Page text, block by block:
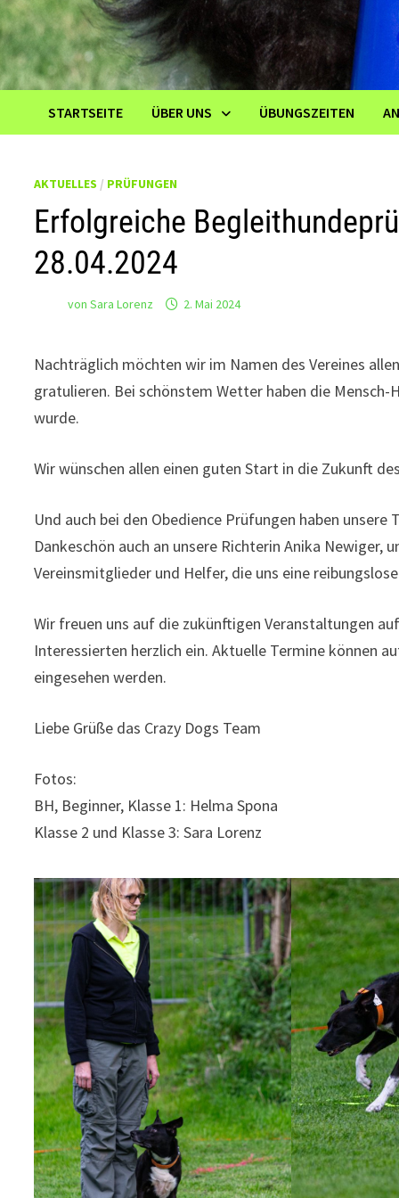
STARTSEITE ÜBER UNS ÜBUNGSZEITEN
AKTUELLES / PRÜFUNGEN
Erfolgreiche
28.04.2024
vonSara Lorenz 2. Mai 2024
Nachträglich möchten wir im Namen des Vereines
gratulieren. Bei schönstem Wetter haben die
wurde.
Wir wünschen allen einen guten Start in die Zukunft
Und auch bei den Obedience Prüfungen haben
Dankeschön auch an unsere Richterin Anika
Vereinsmitglieder und Helfer, die uns eine
Wir freuen uns auf die zukünftigen Veranstaltungen
Interessierten herzlich ein. Aktuelle Termine können
eingesehen werden.
Liebe Grüße das Crazy Dogs Team
Fotos:
BH, Beginner, Klasse 1: Helma Spona
Klasse 2 und Klasse 3: Sara Lorenz